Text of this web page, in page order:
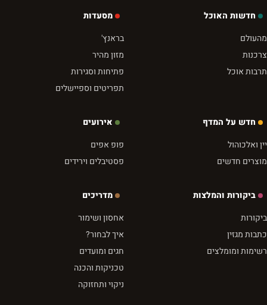
חדשות האוכל
מהעולם
צרכנות
תרבות אוכל
מסעדות
בראנץ'
מזון מהיר
פתיחות וסגירות
תפריטים וספיישלים
חדש על המדף
יין ואלכוהול
מוצרים חדשים
אירועים
פופ אפים
פסטיבלים וירידים
ביקורות והמלצות
ביקורות
כתבות מגזין
רשימות ומומלצים
מדריכים
אחסון ושימור
איך לבחור?
חגים ומועדים
טכניקות והכנה
ניקוי ותחזוקה